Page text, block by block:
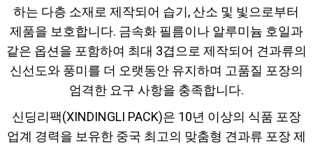
하는 다층 소재로 제작되어 습기, 산소 및 빛으로부터
제품을 보호합니다. 금속화 필름이나 알루미늄 호일과
같은 옵션을 포함하여 최대 3겹으로 제작되어 견과류의
신선도와 풍미를 더 오랫동안 유지하며 고품질 포장의
엄격한 요구 사항을 충족합니다.
신딩리팩(XINDINGLI PACK)은 10년 이상의 식품 포장
업계 경력을 보유한 중국 최고의 맞춤형 견과류 포장 제